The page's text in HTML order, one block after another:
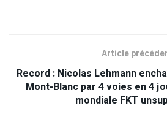
Article
Record : Nicolas Lehmann
Mont-Blanc par 4 voies en 4
mondiale FKT